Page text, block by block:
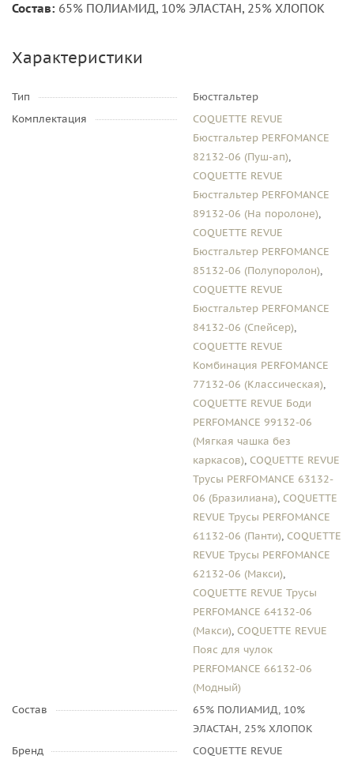
Состав: 65% ПОЛИАМИД, 10% ЭЛАСТАН, 25% ХЛОПОК
Характеристики
Тип
Бюстгальтер
Комплектация
COQUETTE REVUE
Бюстгальтер PERFOMANCE
82132-06 (Пуш-ап),
COQUETTE REVUE
Бюстгальтер PERFOMANCE
89132-06 (На поролоне),
COQUETTE REVUE
Бюстгальтер PERFOMANCE
85132-06 (Полупоролон),
COQUETTE REVUE
Бюстгальтер PERFOMANCE
84132-06 (Спейсер),
COQUETTE REVUE
Комбинация PERFOMANCE
77132-06 (Классическая),
COQUETTE REVUE Боди
PERFOMANCE 99132-06
(Мягкая чашка без
каркасов), COQUETTE REVUE
Трусы PERFOMANCE 63132-
06 (Бразилиана), COQUETTE
REVUE Трусы PERFOMANCE
61132-06 (Панти), COQUETTE
REVUE Трусы PERFOMANCE
62132-06 (Макси),
COQUETTE REVUE Трусы
PERFOMANCE 64132-06
(Макси), COQUETTE REVUE
Пояс для чулок
PERFOMANCE 66132-06
(Модный)
Состав
65% ПОЛИАМИД, 10%
ЭЛАСТАН, 25% ХЛОПОК
Бренд
COQUETTE REVUE